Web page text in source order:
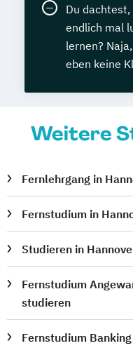
Du
endlich mal
lernen?
eben keine
Weitere
Fernlehrgang in
Fernstudium in
Studieren in
Fernstudium
studieren
Fernstudium